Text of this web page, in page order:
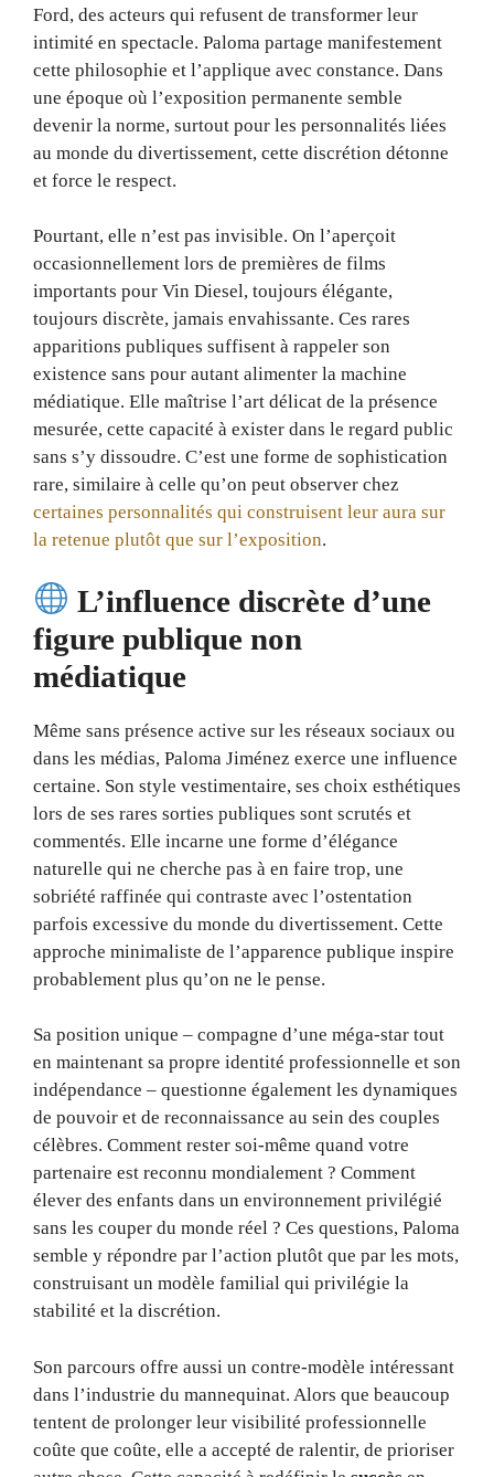
Ford, des acteurs qui refusent de transformer leur
intimité en spectacle. Paloma partage manifestement
cette philosophie et l’applique avec constance. Dans
une époque où l’exposition permanente semble
devenir la norme, surtout pour les personnalités liées
au monde du divertissement, cette discrétion détonne
et force le respect.
Pourtant, elle n’est pas invisible. On l’aperçoit
occasionnellement lors de premières de films
importants pour Vin Diesel, toujours élégante,
toujours discrète, jamais envahissante. Ces rares
apparitions publiques suffisent à rappeler son
existence sans pour autant alimenter la machine
médiatique. Elle maîtrise l’art délicat de la présence
mesurée, cette capacité à exister dans le regard public
sans s’y dissoudre. C’est une forme de sophistication
rare, similaire à celle qu’on peut observer chez
certaines personnalités qui construisent leur aura sur
la retenue plutôt que sur l’exposition.
L’influence discrète d’une
figure publique non
médiatique
Même sans présence active sur les réseaux sociaux ou
dans les médias, Paloma Jiménez exerce une influence
certaine. Son style vestimentaire, ses choix esthétiques
lors de ses rares sorties publiques sont scrutés et
commentés. Elle incarne une forme d’élégance
naturelle qui ne cherche pas à en faire trop, une
sobriété raffinée qui contraste avec l’ostentation
parfois excessive du monde du divertissement. Cette
approche minimaliste de l’apparence publique inspire
probablement plus qu’on ne le pense.
Sa position unique – compagne d’une méga-star tout
en maintenant sa propre identité professionnelle et son
indépendance – questionne également les dynamiques
de pouvoir et de reconnaissance au sein des couples
célèbres. Comment rester soi-même quand votre
partenaire est reconnu mondialement ? Comment
élever des enfants dans un environnement privilégié
sans les couper du monde réel ? Ces questions, Paloma
semble y répondre par l’action plutôt que par les mots,
construisant un modèle familial qui privilégie la
stabilité et la discrétion.
Son parcours offre aussi un contre-modèle intéressant
dans l’industrie du mannequinat. Alors que beaucoup
tentent de prolonger leur visibilité professionnelle
coûte que coûte, elle a accepté de ralentir, de prioriser